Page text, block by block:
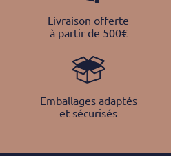
Livraison offerte
à partir de 500€
Emballages adaptés
et sécurisés